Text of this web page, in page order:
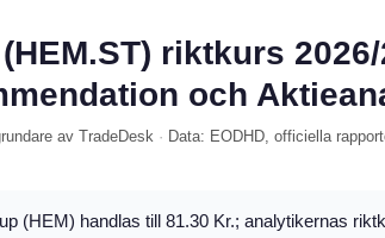
riktkurs
och
av TradeDesk · Data: EODHD, officiella
(HEM) handlas till 81.30 Kr.; analytikernas